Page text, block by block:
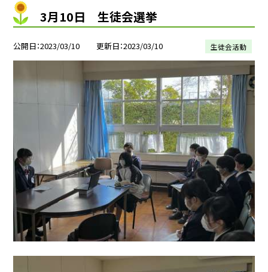
3月10日 生徒会選挙
公開日 2023/03/10 更新日 2023/03/10 生徒会活動